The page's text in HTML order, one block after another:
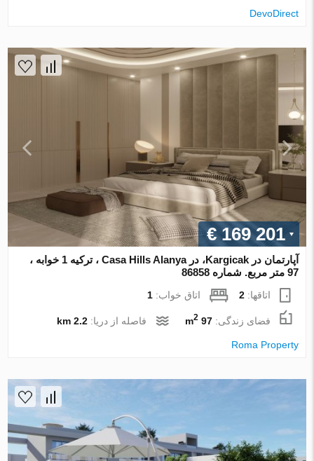
DevoDirect
€ 169 201
آپارتمان در Kargicak، در Casa Hills Alanya ، ترکیه 1 خوابه ،
97 متر مربع. شماره 86858
اتاقها:2 اتاق خواب:1
فضای زندگی:97 m
2 فاصله از دریا:2.2 km
Roma Property